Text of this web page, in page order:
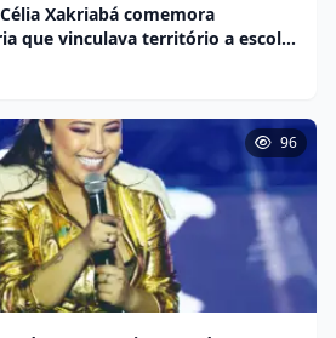
Xakriabá comemora
que vinculava território a escola
96